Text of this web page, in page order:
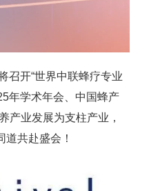
召开“世界中联蜂疗专业
年学术年会、中国蜂产
产业发展为支柱产业，
共赴盛会！